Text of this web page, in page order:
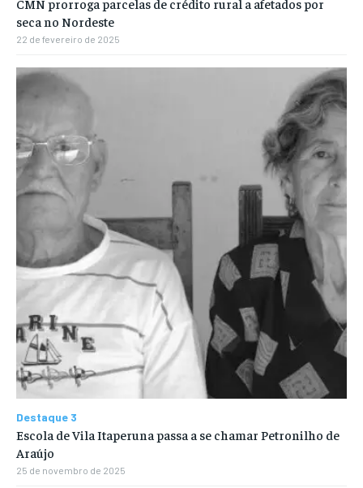
CMN prorroga parcelas de crédito rural a afetados por
seca no Nordeste
22 de fevereiro de 2025
Destaque 3
Escola de Vila Itaperuna passa a se chamar Petronilho de
Araújo
25 de novembro de 2025